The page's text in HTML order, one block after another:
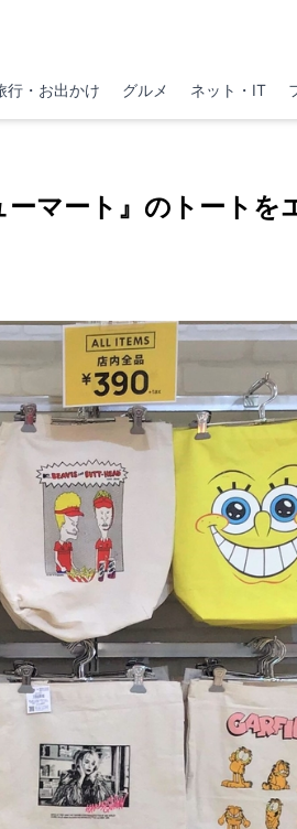
行・お出かけ グルメ ネット・IT
マート』のトートを